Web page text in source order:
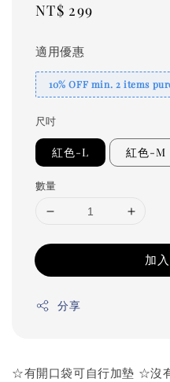
Regular
NT$ 299
適用優惠
10% OFF min. 2 items
尺吋
紅色-L 紅色-M
數量
加
分享
☆有開口袋可自行加墊 ☆沒